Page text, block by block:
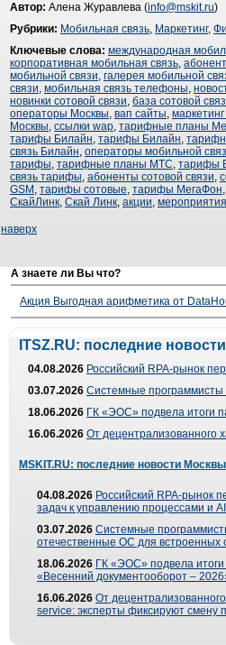
Автор: Алена Журавлева (info@mskit.ru)
Рубрики: Мобильная связь, Маркетинг,
Ключевые слова: международная
корпоративная мобильная связь,
мобильной связи, галерея мобильной
связи, мобильная связь телефоны,
новинки сотовой связи, база сотовой
операторы Москвы, вап сайты,
Москвы, ссылки wap, тарифные планы
тарифы Билайн, тарифы Билайн,
связь Билайн, операторы мобильной
тарифы, тарифные планы МТС, тарифы
связь тарифы, абоненты сотовой связи,
GSM , тарифы сотовые, тарифы МегаФон,
СкайЛинк, Скай Линк, акции, мероприятия
наверх
А знаете ли Вы что?
Акция Выгодная арифметика от
ITSZ.RU: последние
04.08.2026 Российский RPA-рынок
03.07.2026 Системные программисты
18.06.2026 ГК «ЭОС» подвела итоги
16.06.2026 От децентрализованного
MSKIT.RU: последние новости
04.08.2026 Российский RPA-рынок
задач к управлению процессами и AI
03.07.2026 Системные
отечественные ОС для встроенных
18.06.2026 ГК «ЭОС» подвела
«Весенний документооборот –
16.06.2026 От
service: эксперты фиксируют смену